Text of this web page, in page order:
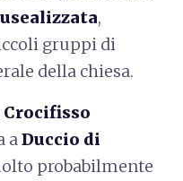
,
gruppi di
della chiesa.
Crocifisso
aDuccio di
probabilmente